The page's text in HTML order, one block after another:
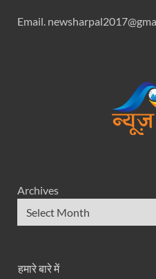
Email.
Archives
हमारे बारे में